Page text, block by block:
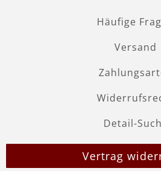
Häufige
Versand
Detail-
Vertrag